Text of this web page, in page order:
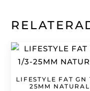
LIFESTYLE FAT GN
25MM NATURAL